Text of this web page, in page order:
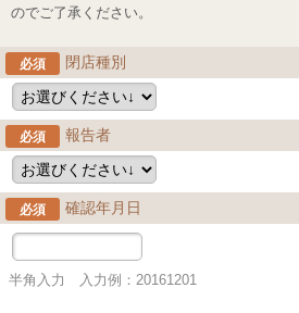
のでご了承ください。
必須 閉店種別
必須 報告者
必須 確認年月日
半角入力 入力例：20161201